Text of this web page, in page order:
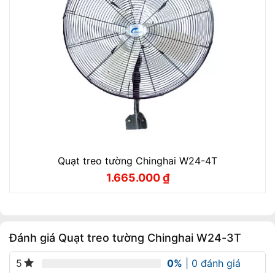
Quạt treo tường Chinghai W24-4T
Giá
1.665.000₫
Giá
Đánh giá Quạt treo tường Chinghai W24-3T
5 0% | 0 đánh giá